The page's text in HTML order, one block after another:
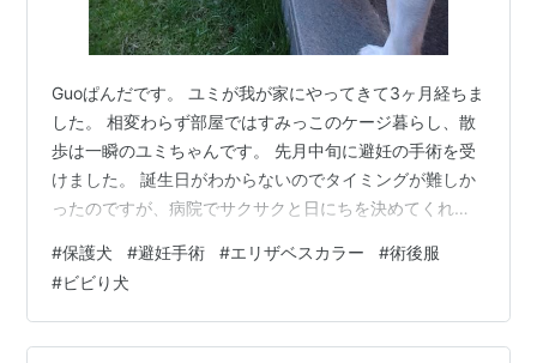
Guoぱんだです。 ユミが我が家にやってきて3ヶ月経ちま
した。 相変わらず部屋ではすみっこのケージ暮らし、散
歩は一瞬のユミちゃんです。 先月中旬に避妊の手術を受
けました。 誕生日がわからないのでタイミングが難しか
ったのですが、病院でサクサクと日にちを決めてくれ、
と、珍しくGuoぱんだを追うユミ。 先生に「大丈夫だ
よ〜」と奥の部屋に連れていかれました。 ビビり犬なの
で心配していましたが、お迎えに行くとやはりビビり犬
全開。 エリザベスカラーが怖くて、落ち込んだ顔で診察
#保護犬 #避妊手術 #エリザベスカラー #術後服
#ビビり犬